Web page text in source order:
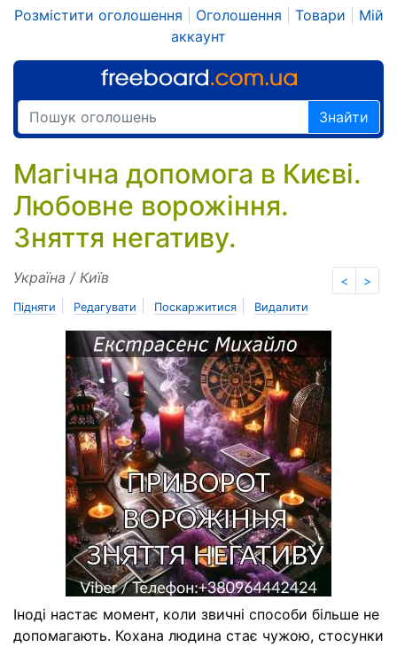
Розмістити оголошення Оголошення Товари
Мій
аккаунт
Знайти
Магічна допомога в Києві.
Любовне ворожіння.
Зняття негативу.
< >
Україна / Київ
Підняти Редагувати Поскаржитися Видалити
Іноді настає момент, коли звичні способи більше не
допомагають. Кохана людина стає чужою, стосунки